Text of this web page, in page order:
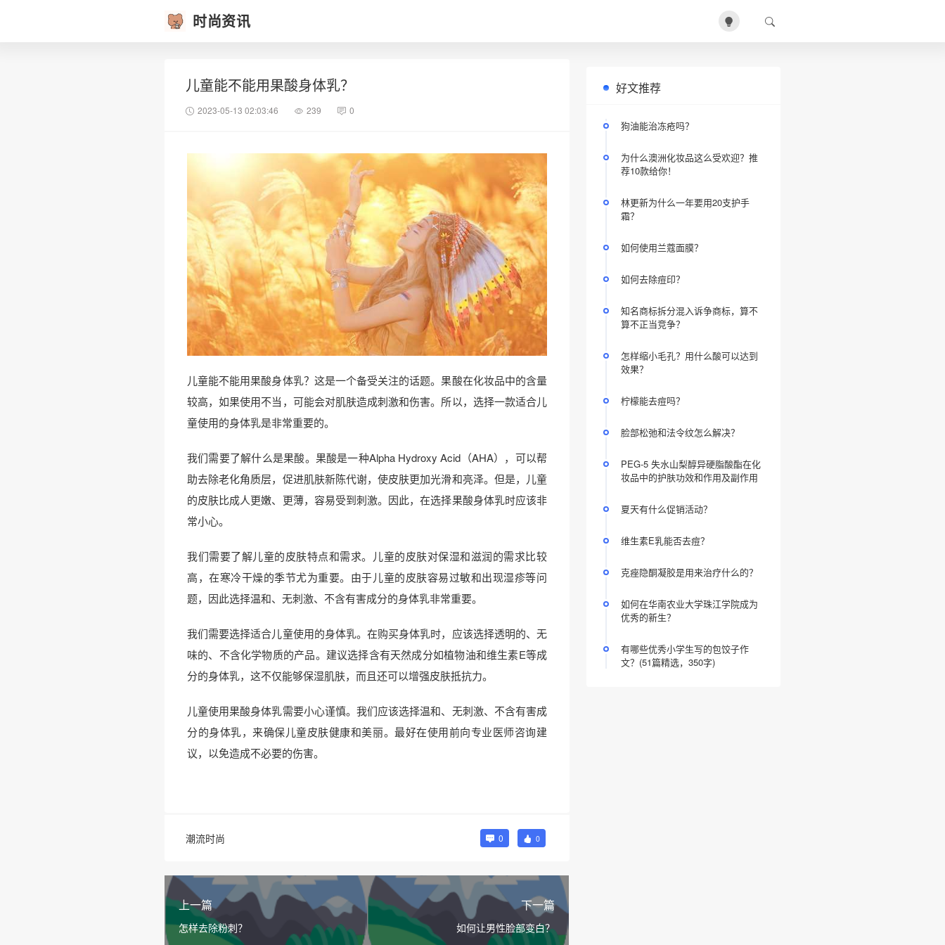
时尚资讯
儿童能不能用果酸身体乳？
2023-05-13 02:03:46 239 0
儿童能不能用果酸身体乳？这是一个备受关注的话题。果酸在化妆品中的含量
较高，如果使用不当，可能会对肌肤造成刺激和伤害。所以，选择一款适合儿
童使用的身体乳是非常重要的。
我们需要了解什么是果酸。果酸是一种Alpha Hydroxy Acid（AHA），可以帮
助去除老化角质层，促进肌肤新陈代谢，使皮肤更加光滑和亮泽。但是，儿童
的皮肤比成人更嫩、更薄，容易受到刺激。因此，在选择果酸身体乳时应该非
常小心。
我们需要了解儿童的皮肤特点和需求。儿童的皮肤对保湿和滋润的需求比较
高，在寒冷干燥的季节尤为重要。由于儿童的皮肤容易过敏和出现湿疹等问
题，因此选择温和、无刺激、不含有害成分的身体乳非常重要。
我们需要选择适合儿童使用的身体乳。在购买身体乳时，应该选择透明的、无
味的、不含化学物质的产品。建议选择含有天然成分如植物油和维生素E等成
分的身体乳，这不仅能够保湿肌肤，而且还可以增强皮肤抵抗力。
儿童使用果酸身体乳需要小心谨慎。我们应该选择温和、无刺激、不含有害成
分的身体乳，来确保儿童皮肤健康和美丽。最好在使用前向专业医师咨询建
议，以免造成不必要的伤害。
潮流时尚 0 0
上一篇
怎样去除粉刺？
下一篇
如何让男性脸部变白？
好文推荐
狗油能治冻疮吗？
为什么澳洲化妆品这么受欢迎？推
荐10款给你！
林更新为什么一年要用20支护手
霜？
如何使用兰蔻面膜？
如何去除痘印？
知名商标拆分混入诉争商标，算不
算不正当竞争？
怎样缩小毛孔？用什么酸可以达到
效果？
柠檬能去痘吗？
脸部松弛和法令纹怎么解决？
PEG-5 失水山梨醇异硬脂酸酯在化
妆品中的护肤功效和作用及副作用
夏天有什么促销活动？
维生素E乳能否去痘？
克痤隐酮凝胶是用来治疗什么的？
如何在华南农业大学珠江学院成为
优秀的新生？
有哪些优秀小学生写的包饺子作
文？(51篇精选，350字)